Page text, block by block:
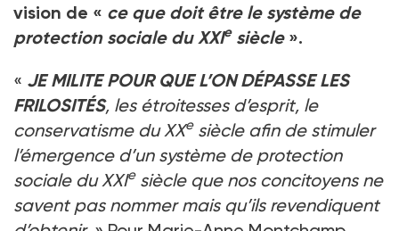
vision de « ce que doit être le système de
protection sociale du XXIesiècle».
« JE MILITE POUR QUE L’ON DÉPASSE LES
FRILOSITÉS, les étroitesses d’esprit, le
conservatisme du XXesiècle afin de stimuler
l’émergence d’un système de protection
sociale du XXIesiècle que nos concitoyens ne
savent pas nommer mais qu’ils revendiquent